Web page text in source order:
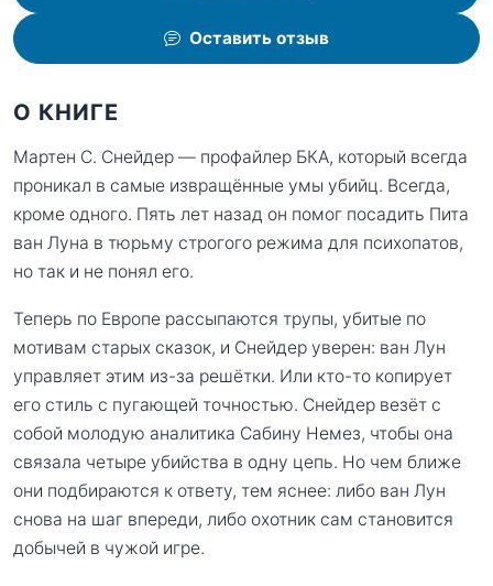
Оставить отзыв
О КНИГЕ
Мартен С. Снейдер — профайлер БКА, который всегда
проникал в самые извращённые умы убийц. Всегда,
кроме одного. Пять лет назад он помог посадить Пита
ван Луна в тюрьму строгого режима для психопатов,
но так и не понял его.
Теперь по Европе рассыпаются трупы, убитые по
мотивам старых сказок, и Снейдер уверен: ван Лун
управляет этим из-за решётки. Или кто-то копирует
его стиль с пугающей точностью. Снейдер везёт с
собой молодую аналитика Сабину Немез, чтобы она
связала четыре убийства в одну цепь. Но чем ближе
они подбираются к ответу, тем яснее: либо ван Лун
снова на шаг впереди, либо охотник сам становится
добычей в чужой игре.